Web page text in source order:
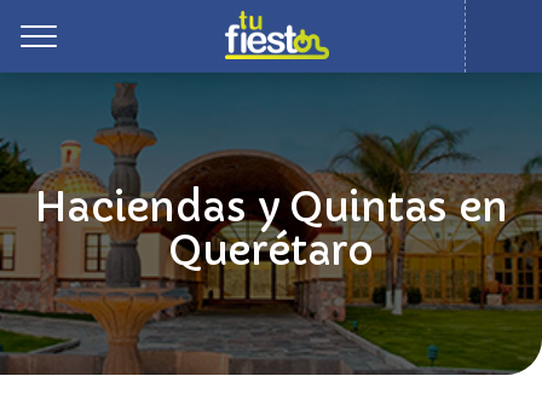
Haciendas y Quintas en
Querétaro